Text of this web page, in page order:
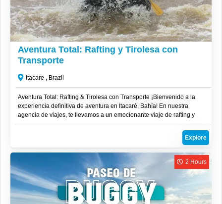
R$300
Aventura Total: Rafting y Tirolesa con
Transporte
Itacare , Brazil
Aventura Total: Rafting & Tirolesa con Transporte ¡Bienvenido a la
experiencia definitiva de aventura en Itacaré, Bahía! En nuestra
agencia de viajes, te llevamos a un emocionante viaje de rafting y
tirolesa con la comodidad de transporte incluido. Nosotros nos
encargamos de buscar a nuestros clientes directamente en la posada,
eliminando cualquier preocupación logística y asegurando que
Explore
2 Hours